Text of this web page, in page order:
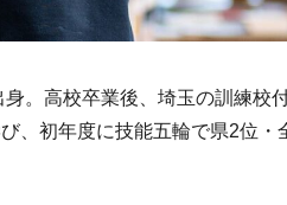
。高校卒業後、埼玉の訓練校
、初年度に技能五輪で県2位・